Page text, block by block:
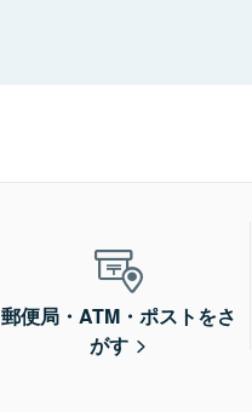
郵便局・ATM・ポストをさ
がす